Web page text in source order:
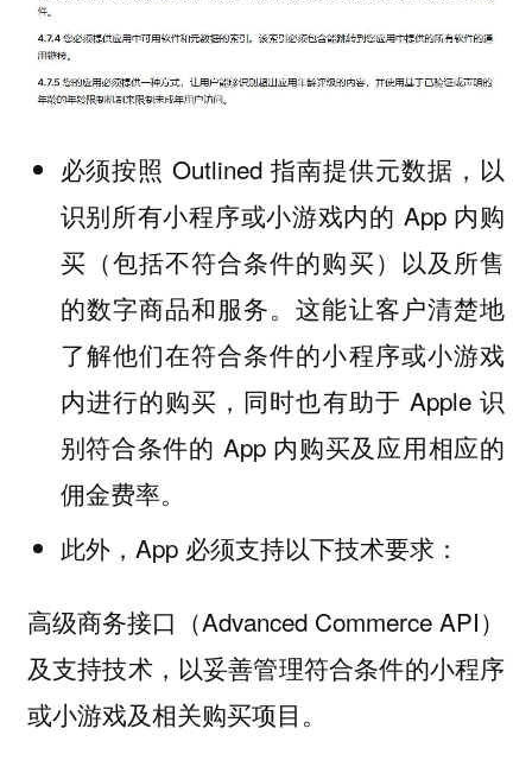
必须按照 Outlined 指南提供元数据，以
识别所有小程序或小游戏内的 App 内购
买（包括不符合条件的购买）以及所售
的数字商品和服务。这能让客户清楚地
了解他们在符合条件的小程序或小游戏
内进行的购买，同时也有助于 Apple 识
别符合条件的 App 内购买及应用相应的
佣金费率。
此外，App 必须支持以下技术要求：
高级商务接口（Advanced Commerce API）
及支持技术，以妥善管理符合条件的小程序
或小游戏及相关购买项目。